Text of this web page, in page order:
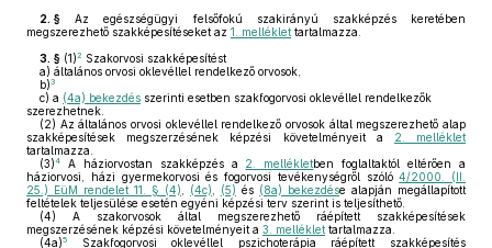
2. § Az egészségügyi felsőfokú szakirányú szakképzés keretében
megszerezhető szakképesítéseket az 1. melléklet tartalmazza.
3. § (1)2 Szakorvosi szakképesítést
a) általános orvosi oklevéllel rendelkező orvosok,
b)3
c) a (4a) bekezdés szerinti esetben szakfogorvosi oklevéllel rendelkezők
szerezhetnek.
(2) Az általános orvosi oklevéllel rendelkező orvosok által megszerezhető alap
szakképesítések megszerzésének képzési követelményeit a 2. melléklet
tartalmazza.
(3)4 A háziorvostan szakképzés a 2. mellékletben foglaltaktól eltérően a
háziorvosi, házi gyermekorvosi és fogorvosi tevékenységről szóló4/2000. (II.
25.) EüM rendelet 11. § (4)
(4c) (5) és (8a) bekezdése alapján megállapított
feltételek teljesülése esetén egyéni képzési terv szerint is teljesíthető.
(4) A szakorvosok által megszerezhető ráépített szakképesítések
megszerzésének képzési követelményeit a 3. melléklet tartalmazza.
(4a)5
Szakfogorvosi oklevéllel pszichoterápia ráépített szakképesítés